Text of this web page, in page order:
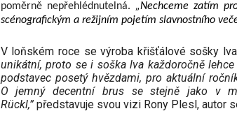
poměrně nepřehlédnutelná. „Nechceme zatím
scénografickým a režijním pojetím slavnostního
V loňském roce se výroba křišťálové sošky
unikátní, proto se i soška lva každoročně
podstavec posetý hvězdami, pro aktuální
O jemný decentní brus se stejně jako v
Rückl,” představuje svou vizi Rony Plesl, autor